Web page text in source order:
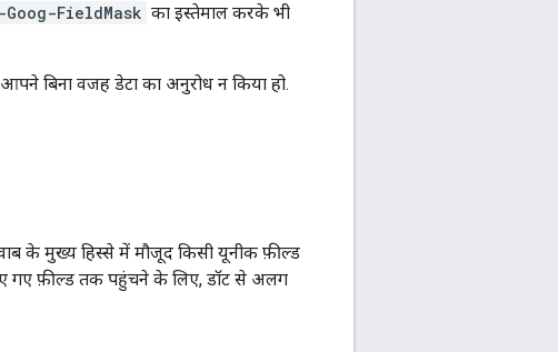
Goog-FieldMask का इस्तेमाल करके भी
बिना वजह डेटा का अनुरोध न किया हो.
के मुख्य हिस्से में मौजूद किसी यूनीक फ़ील्ड
गए फ़ील्ड तक पहुंचने के लिए, डॉट से अलग